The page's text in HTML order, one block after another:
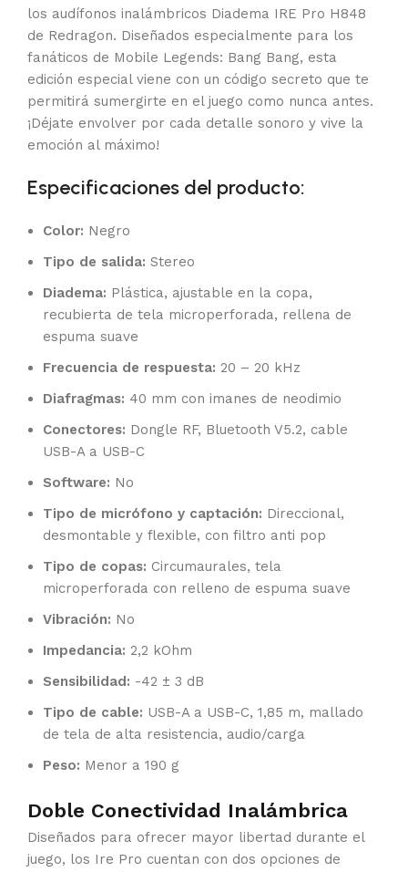
los audífonos inalámbricos Diadema IRE Pro H848
de Redragon. Diseñados especialmente para los
fanáticos de Mobile Legends: Bang Bang, esta
edición especial viene con un código secreto que te
permitirá sumergirte en el juego como nunca antes.
¡Déjate envolver por cada detalle sonoro y vive la
emoción al máximo!
Especificaciones del producto:
Color: Negro
Tipo de salida: Stereo
Diadema: Plástica, ajustable en la copa,
recubierta de tela microperforada, rellena de
espuma suave
Frecuencia de respuesta: 20 – 20 kHz
Diafragmas: 40 mm con imanes de neodimio
Conectores: Dongle RF, Bluetooth V5.2, cable
USB-A a USB-C
Software: No
Tipo de micrófono y captación: Direccional,
desmontable y flexible, con filtro anti pop
Tipo de copas: Circumaurales, tela
microperforada con relleno de espuma suave
Vibración: No
Impedancia: 2,2 kOhm
Sensibilidad: -42 ± 3 dB
Tipo de cable: USB-A a USB-C, 1,85 m, mallado
de tela de alta resistencia, audio/carga
Peso: Menor a 190 g
Doble Conectividad Inalámbrica
Diseñados para ofrecer mayor libertad durante el
juego, los Ire Pro cuentan con dos opciones de